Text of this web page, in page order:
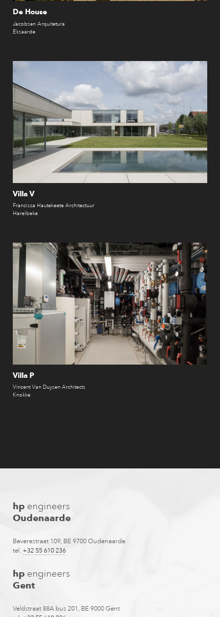
De House
Jacobsen Arquitetura
Eksaarde
Villa V
Francisca Hautekeete Architectuur
Harelbeke
Villa P
Vincent Van Duysen Architects
Knokke
hpengineers
Oudenaarde
Beverestraat 109, BE 9700 Oudenaarde
tel. +32 55 610 236
hpengineers
Gent
Veldstraat 88A bus 201, BE 9000 Gent